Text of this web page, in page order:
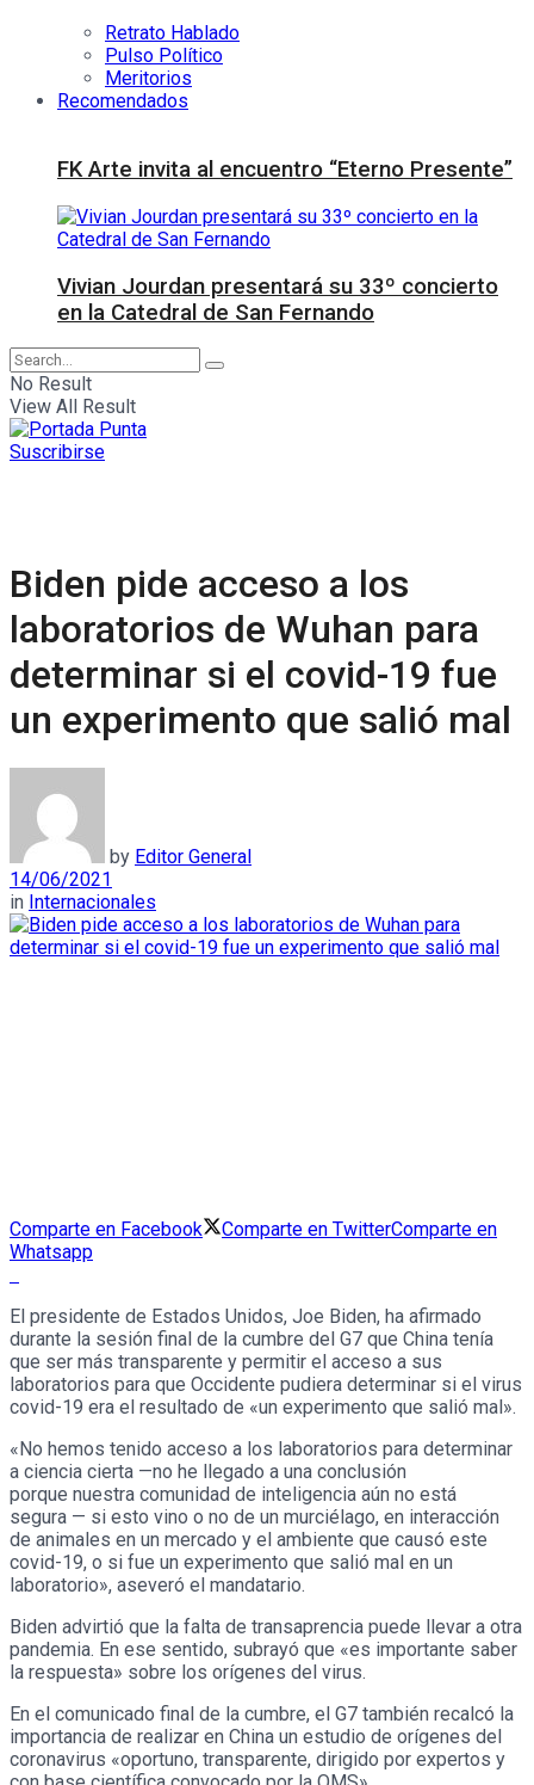
Retrato Hablado
Pulso Político
Meritorios
Recomendados
FK Arte invita al encuentro “Eterno Presente”
Vivian Jourdan presentará su 33º concierto
en la Catedral de San Fernando
No Result
View All Result
Suscribirse
Biden pide acceso a los
laboratorios de Wuhan para
determinar si el covid-19 fue
un experimento que salió mal
by Editor General
14/06/2021
in Internacionales
Comparte en Facebook Comparte en TwitterComparte en
Whatsapp
El presidente de Estados Unidos, Joe Biden, ha afirmado
durante la sesión final de la cumbre del G7 que China tenía
que ser más transparente y permitir el acceso a sus
laboratorios para que Occidente pudiera determinar si el virus
covid-19 era el resultado de «un experimento que salió mal».
«No hemos tenido acceso a los laboratorios para determinar
a ciencia cierta —no he llegado a una conclusión
porque nuestra comunidad de inteligencia aún no está
segura — si esto vino o no de un murciélago, en interacción
de animales en un mercado y el ambiente que causó este
covid-19, o si fue un experimento que salió mal en un
laboratorio», aseveró el mandatario.
Biden advirtió que la falta de transaprencia puede llevar a otra
pandemia. En ese sentido, subrayó que «es importante saber
la respuesta» sobre los orígenes del virus.
En el comunicado final de la cumbre, el G7 también recalcó la
importancia de realizar en China un estudio de orígenes del
coronavirus «oportuno, transparente, dirigido por expertos y